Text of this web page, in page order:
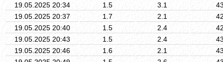
19.05.2025 20:34
1.5 3.1
19.05.2025 20:37
1.7 2.1
19.05.2025 20:40
1.5 2.4
19.05.2025 20:43
1.5 2.4
19.05.2025 20:46
1.6 2.1